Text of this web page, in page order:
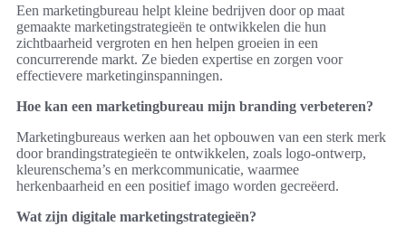
Een marketingbureau helpt kleine bedrijven door op maat
gemaakte marketingstrategieën te ontwikkelen die hun
zichtbaarheid vergroten en hen helpen groeien in een
concurrerende markt. Ze bieden expertise en zorgen voor
effectievere marketinginspanningen.
Hoe kan een marketingbureau mijn branding verbeteren?
Marketingbureaus werken aan het opbouwen van een sterk merk
door brandingstrategieën te ontwikkelen, zoals logo-ontwerp,
kleurenschema’s en merkcommunicatie, waarmee
herkenbaarheid en een positief imago worden gecreëerd.
Wat zijn digitale marketingstrategieën?